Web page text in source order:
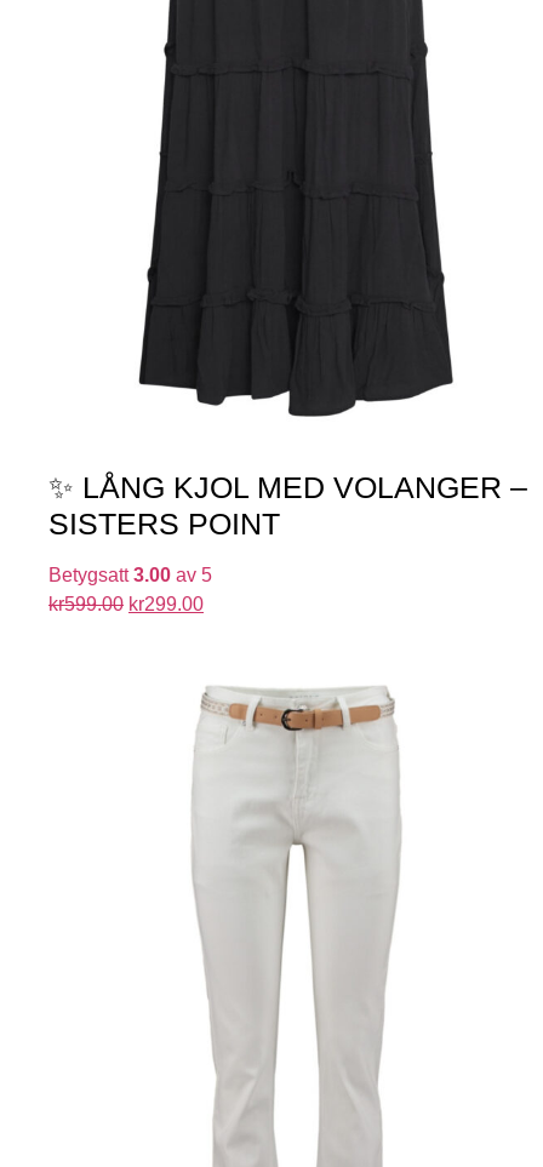
✨ LÅNG KJOL MED VOLANGER –
SISTERS POINT
Betygsatt3.00 av 5
kr599.00 kr299.00